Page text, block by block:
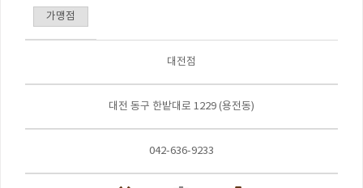
가맹점
대전점
대전 동구 한밭대로 1229 (용전동)
042-636-9233